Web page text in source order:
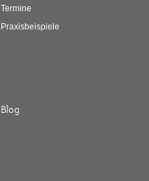
Termine
Praxisbeispiele
Blog